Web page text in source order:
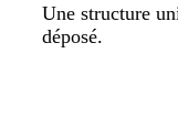
Une structure
déposé.